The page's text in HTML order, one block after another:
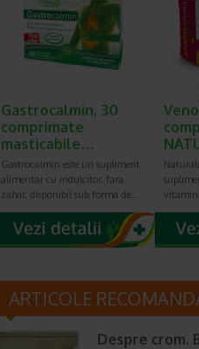
Gastrocalmin, 30
comprimate
masticabile…
Gastrocalmin este un supliment
alimentar cu indulcitor, fara
zahar, disponibil sub forma de…
ARTICOLE
Despre crom.